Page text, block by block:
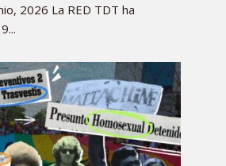
2026 La RED TDT ha